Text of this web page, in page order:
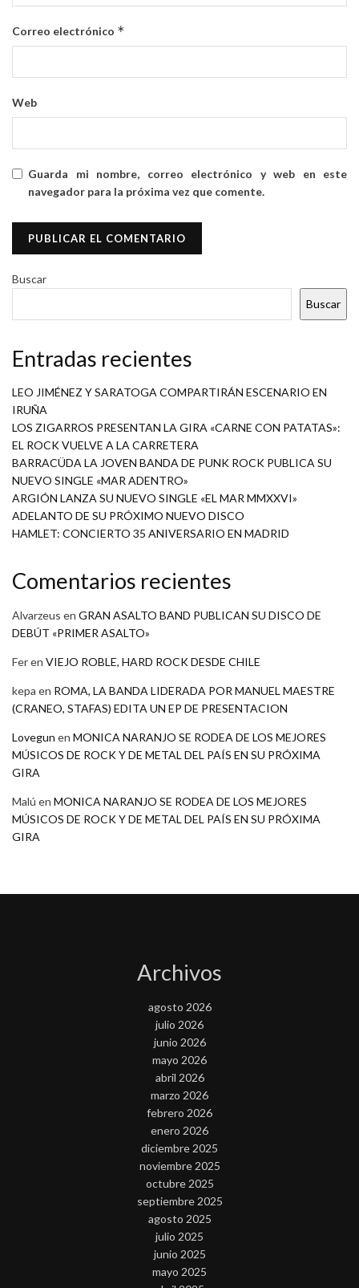
Correo electrónico *
Web
Guarda mi nombre, correo electrónico y web en este
navegador para la próxima vez que comente.
Buscar
Buscar
Entradas recientes
LEO JIMÉNEZ Y SARATOGA COMPARTIRÁN ESCENARIO EN
IRUÑA
LOS ZIGARROS PRESENTAN LA GIRA «CARNE CON PATATAS»:
EL ROCK VUELVE A LA CARRETERA
BARRACÜDA LA JOVEN BANDA DE PUNK ROCK PUBLICA SU
NUEVO SINGLE «MAR ADENTRO»
ARGIÓN LANZA SU NUEVO SINGLE «EL MAR MMXXVI»
ADELANTO DE SU PRÓXIMO NUEVO DISCO
HAMLET: CONCIERTO 35 ANIVERSARIO EN MADRID
Comentarios recientes
Alvarzeus en GRAN ASALTO BAND PUBLICAN SU DISCO DE
DEBÚT «PRIMER ASALTO»
Feren VIEJO ROBLE, HARD ROCK DESDE CHILE
kepa en ROMA, LA BANDA LIDERADA POR MANUEL MAESTRE
(CRANEO, STAFAS) EDITA UN EP DE PRESENTACION
Lovegun en MONICA NARANJO SE RODEA DE LOS MEJORES
MÚSICOS DE ROCK Y DE METAL DEL PAÍS EN SU PRÓXIMA
GIRA
Malú en MONICA NARANJO SE RODEA DE LOS MEJORES
MÚSICOS DE ROCK Y DE METAL DEL PAÍS EN SU PRÓXIMA
GIRA
Archivos
agosto 2026
julio 2026
junio 2026
mayo 2026
abril 2026
marzo 2026
febrero 2026
enero 2026
diciembre 2025
noviembre 2025
octubre 2025
septiembre 2025
agosto 2025
julio 2025
junio 2025
mayo 2025